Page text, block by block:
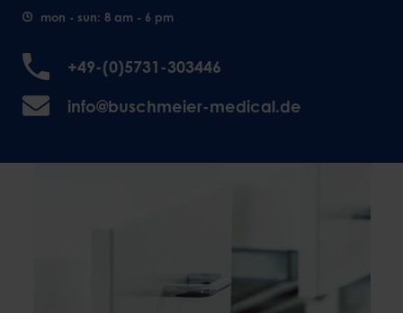
mon - sun: 8 am - 6 pm
+49-(0)5731-303446
info@buschmeier-medical.de